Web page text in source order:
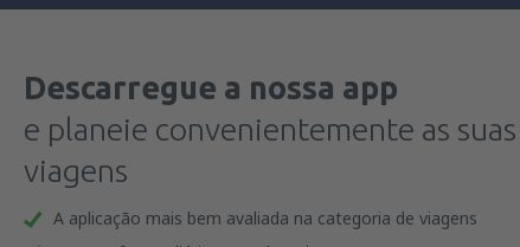
Descarregue a nossa app
e planeie convenientemente as suas
viagens
A aplicação mais bem avaliada na categoria de viagens